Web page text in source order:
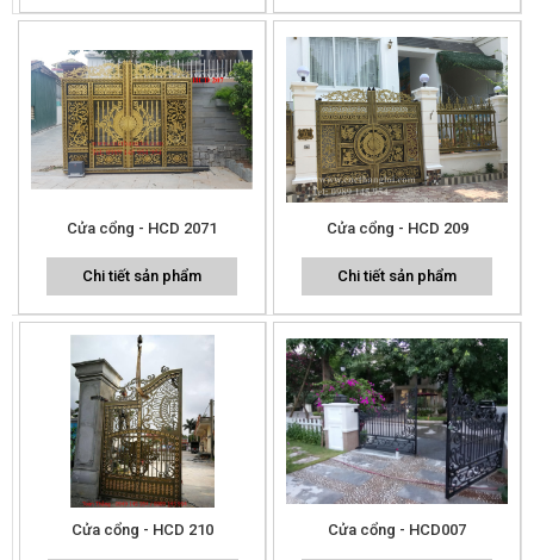
Cửa cổng - HCD 2071
Chi tiết sản phẩm
Cửa cổng - HCD 209
Chi tiết sản phẩm
Cửa cổng - HCD 210 Cửa cổng - HCD007